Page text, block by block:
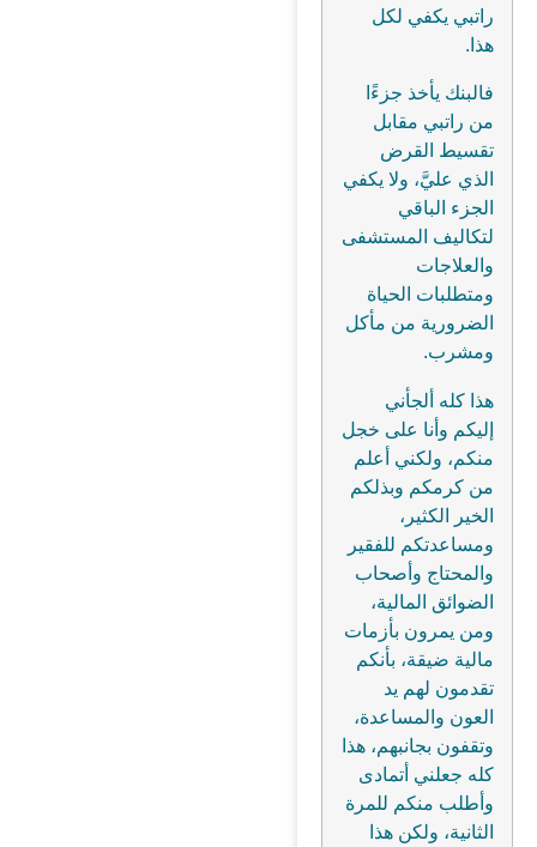
راتبي يكفي لكل
هذا.
فالبنك يأخذ جزءًا
من راتبي مقابل
تقسيط القرض
الذي عليَّ، ولا يكفي
الجزء الباقي
لتكاليف المستشفى
والعلاجات
ومتطلبات الحياة
الضرورية من مأكل
ومشرب.
هذا كله ألجأني
إليكم وأنا على خجل
منكم، ولكني أعلم
من كرمكم وبذلكم
الخير الكثير،
ومساعدتكم للفقير
والمحتاج وأصحاب
الضوائق المالية،
ومن يمرون بأزمات
مالية ضيقة، بأنكم
تقدمون لهم يد
العون والمساعدة،
وتقفون بجانبهم، هذا
كله جعلني أتمادى
وأطلب منكم للمرة
الثانية، ولكن هذا